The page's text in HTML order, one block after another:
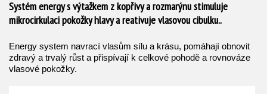
Systém energy s výtažkem z kopřivy a rozmarýnu stimuluje
mikrocirkulaci pokožky hlavy a reativuje vlasovou cibulku..
Energy system navrací vlasům sílu a krásu, pomáhají obnovit
zdravý a trvalý růst a přispívají k celkové pohodě a rovnováze
vlasové pokožky.